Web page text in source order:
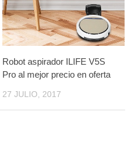
Robot aspirador ILIFE V5S
Pro al mejor precio en oferta
27 JULIO, 2017